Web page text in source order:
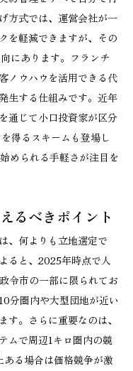
方式では、運営会社が一
を軽減できますが、その
にあります。フランチ
ノウハウを活用できる代
生する仕組みです。近年
通じて小口投資家が区分
得るスキームも登場し
められる手軽さが注目を
るべきポイント
、何よりも立地選定で
ると、2025年時点で人
令市の一部に限られてお
分圏内や大型団地が近い
す。さらに重要なのは、
ムで周辺1キロ圏内の競
る場合は価格競争が激